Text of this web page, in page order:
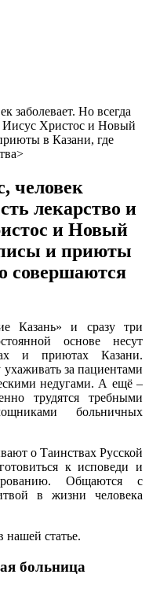
заболевает. Но всегда
Иисус Христос и Новый
в Казани, где
человек
лекарство и
и Новый
и приюты
совершаются
Казань» и сразу три
основе несут
и приютах Казани.
за пациентами
недугами. А ещё –
трудятся требными
больничных
о Таинствах Русской
к исповеди и
Общаются с
в жизни человека
нашей статье.
больница